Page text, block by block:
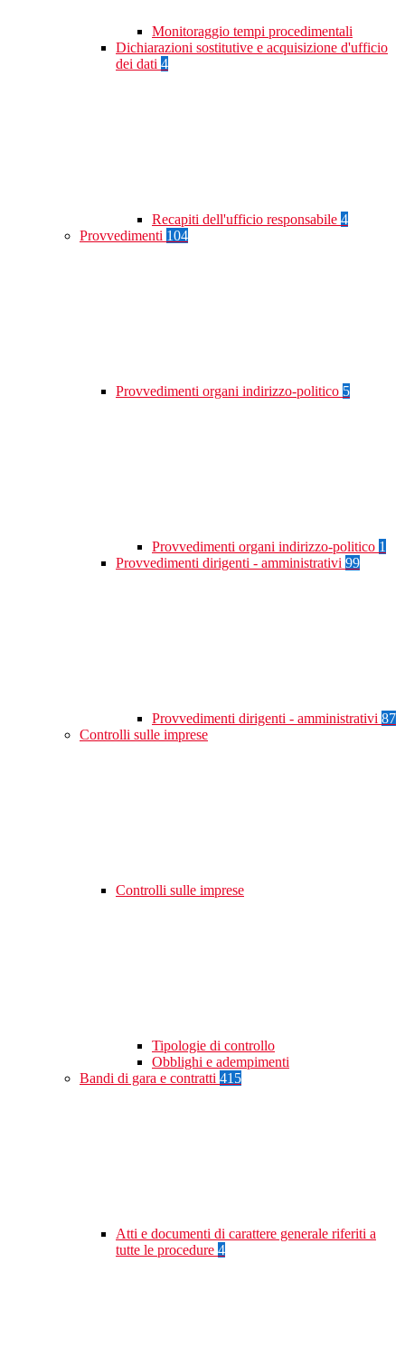
Monitoraggio tempi procedimentali
Dichiarazioni sostitutive e acquisizione d'ufficio
dei dati 4
Recapiti dell'ufficio responsabile 4
Provvedimenti 104
Provvedimenti organi indirizzo-politico 5
Provvedimenti organi indirizzo-politico 1
Provvedimenti dirigenti - amministrativi 99
Provvedimenti dirigenti - amministrativi 87
Controlli sulle imprese
Controlli sulle imprese
Tipologie di controllo
Obblighi e adempimenti
Bandi di gara e contratti 415
Atti e documenti di carattere generale riferiti a
tutte le procedure 4